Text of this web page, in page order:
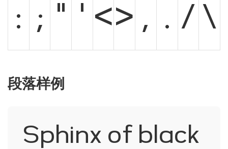
: ; " ' <> , . / \
段落样例
Sphinx of black